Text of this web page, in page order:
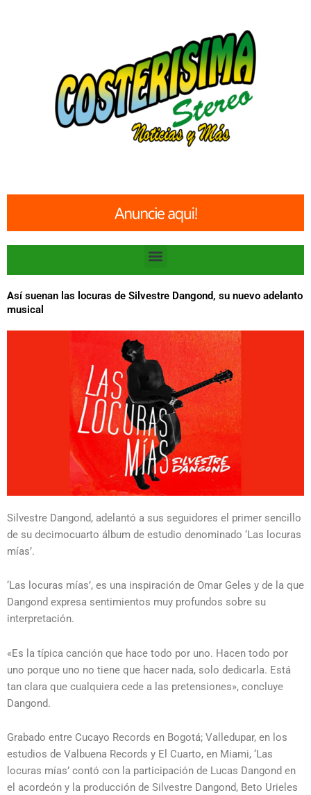
Menu
Así suenan las locuras de Silvestre Dangond, su nuevo adelanto
musical
Silvestre Dangond, adelantó a sus seguidores el primer sencillo
de su decimocuarto álbum de estudio denominado ‘Las locuras
mías’.
‘Las locuras mías’, es una inspiración de Omar Geles y de la que
Dangond expresa sentimientos muy profundos sobre su
interpretación.
«Es la típica canción que hace todo por uno. Hacen todo por
uno porque uno no tiene que hacer nada, solo dedicarla. Está
tan clara que cualquiera cede a las pretensiones», concluye
Dangond.
Grabado entre Cucayo Records en Bogotá; Valledupar, en los
estudios de Valbuena Records y El Cuarto, en Miami, ‘Las
locuras mías’ contó con la participación de Lucas Dangond en
el acordeón y la producción de Silvestre Dangond, Beto Urieles